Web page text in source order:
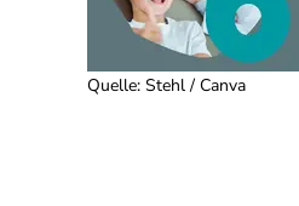
Quelle: Stehl / Canva